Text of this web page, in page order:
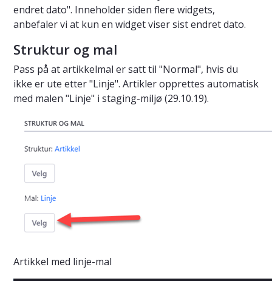
endret dato". Inneholder siden flere widgets,
anbefaler vi at kun en widget viser sist endret dato.
Struktur og mal
Pass på at artikkelmal er satt til "Normal", hvis du
ikke er ute etter "Linje". Artikler opprettes automatisk
med malen "Linje" i staging-miljø (29.10.19).
Artikkel med linje-mal